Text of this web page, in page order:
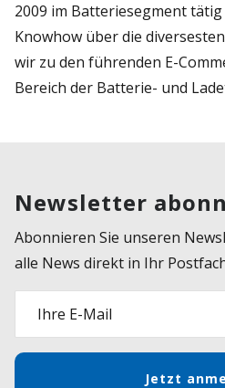
2009 im Batteriesegment
Knowhow über die
wir zu den führenden E-
Bereich der Batterie- und
Newsletter
Abonnieren Sie unseren
alle News direkt in Ihr
Ihre E-Mail
Jetzt